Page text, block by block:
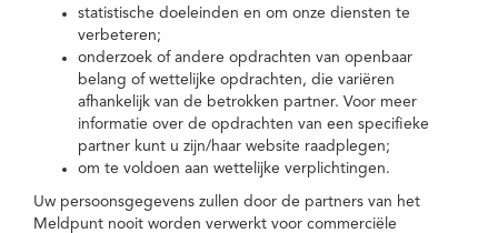
statistische doeleinden en om onze diensten te
verbeteren;
onderzoek of andere opdrachten van openbaar
belang of wettelijke opdrachten, die variëren
afhankelijk van de betrokken partner. Voor meer
informatie over de opdrachten van een specifieke
partner kunt u zijn/haar website raadplegen;
om te voldoen aan wettelijke verplichtingen.
Uw persoonsgegevens zullen door de partners van het
Meldpunt nooit worden verwerkt voor commerciële